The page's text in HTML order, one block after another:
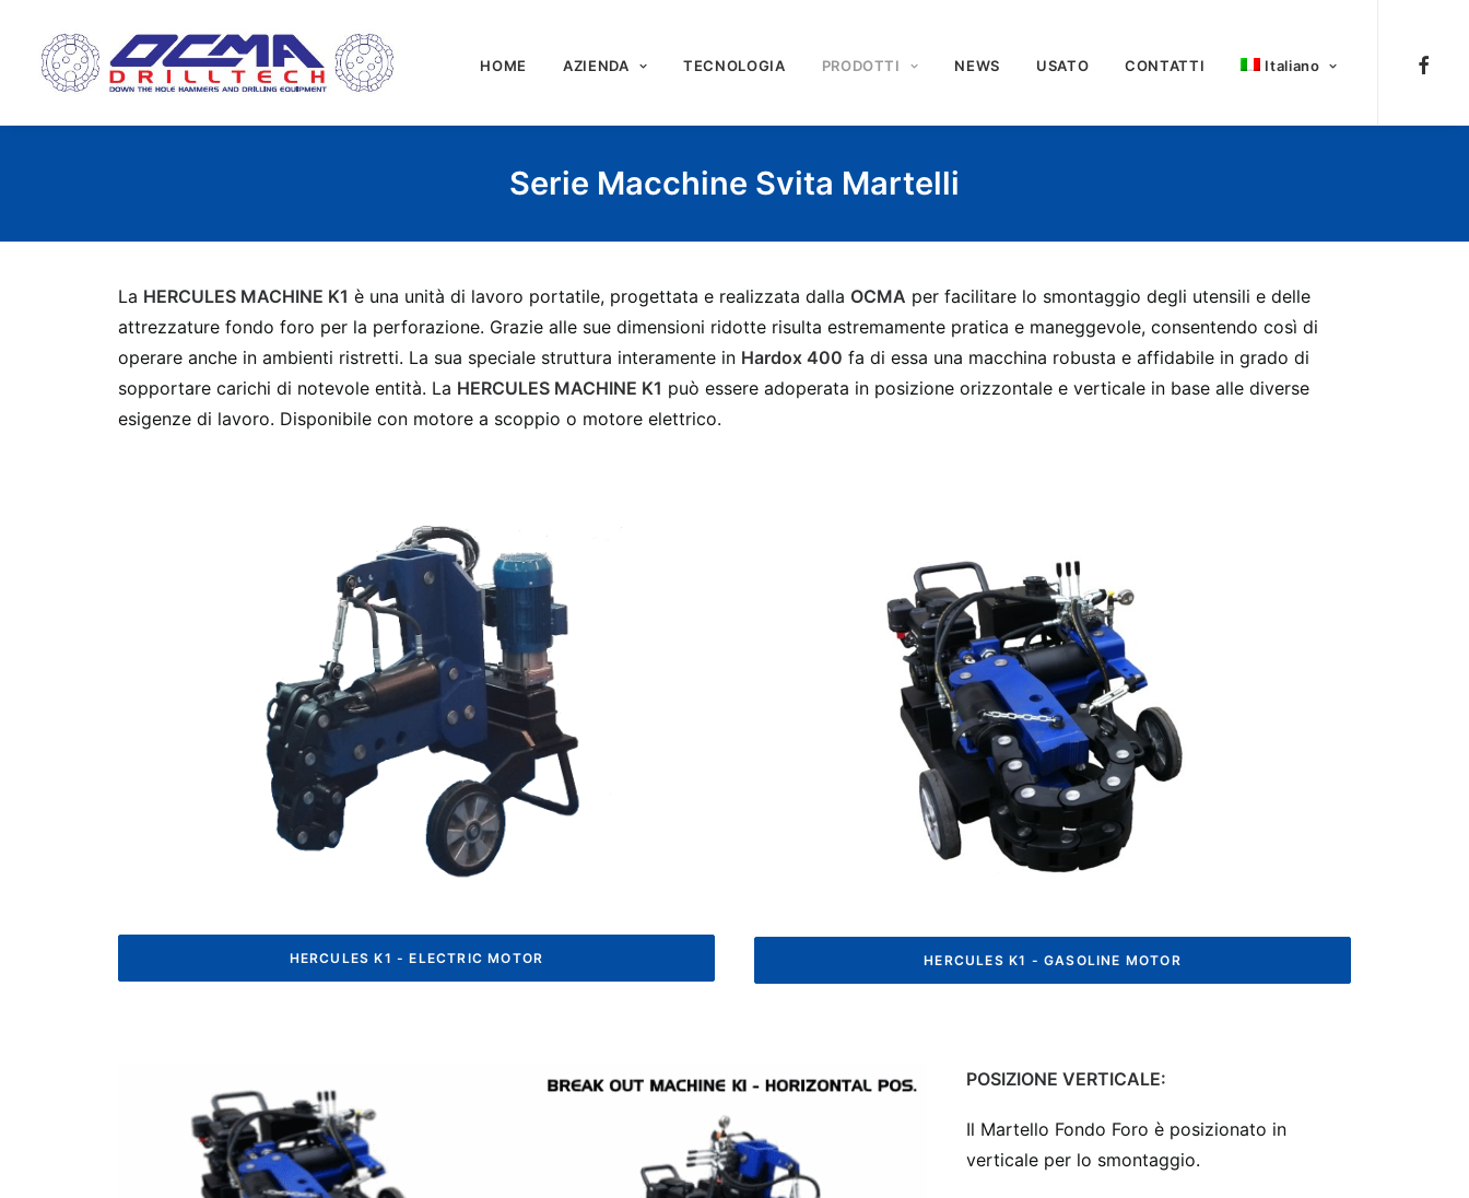
HOME AZIENDA TECNOLOGIA PRODOTTI NEWS USATO CONTATTI Italiano
Serie Macchine Svita Martelli
La HERCULES MACHINE K1 è una unità di lavoro portatile, progettata e realizzata dalla OCMA per facilitare lo smontaggio degli utensili e delle
attrezzature fondo foro per la perforazione. Grazie alle sue dimensioni ridotte risulta estremamente pratica e maneggevole, consentendo così di
operare anche in ambienti ristretti. La sua speciale struttura interamente in Hardox 400 fa di essa una macchina robusta e affidabile in grado di
sopportare carichi di notevole entità. La HERCULES MACHINE K1 può essere adoperata in posizione orizzontale e verticale in base alle diverse
esigenze di lavoro. Disponibile con motore a scoppio o motore elettrico.
HERCULES K1 - ELECTRIC MOTOR HERCULES K1 - GASOLINE MOTOR
POSIZIONE VERTICALE:
Il Martello Fondo Foro è posizionato in
verticale per lo smontaggio.